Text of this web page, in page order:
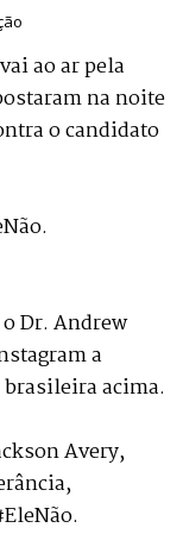
ao ar pela
na noite
o candidato
Dr. Andrew
a
brasileira acima.
Avery,